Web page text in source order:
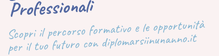
Professionali
Scopri il percorso formativo e le opportunità
per il tuo futuro con diplomarsiinunanno.it